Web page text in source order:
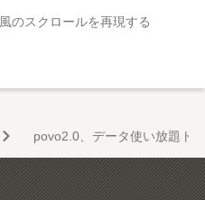
のスクロールを再現する
povo2.0、データ使い放題ト